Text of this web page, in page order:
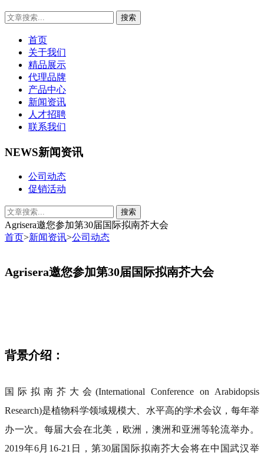
首页
关于我们
精品展示
代理品牌
产品中心
新闻资讯
人才招聘
联系我们
NEWS新闻资讯
公司动态
促销活动
Agrisera邀您参加第30届国际拟南芥大会
首页>新闻资讯>公司动态
Agrisera邀您参加第30届国际拟南芥大会
背景介绍：
国际拟南芥大会(International Conference on Arabidopsis
Research)是植物科学领域规模大、水平高的学术会议，每年举
办一次。每届大会在北美，欧洲，澳洲和亚洲等轮流举办。
2019年6月16-21日，第30届国际拟南芥大会将在中国武汉举